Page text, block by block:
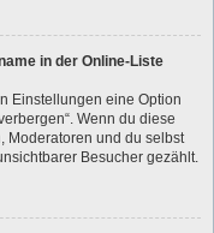
in der Online-Liste
Einstellungen eine Option
Wenn du diese
Moderatoren und du selbst
Besucher gezählt.